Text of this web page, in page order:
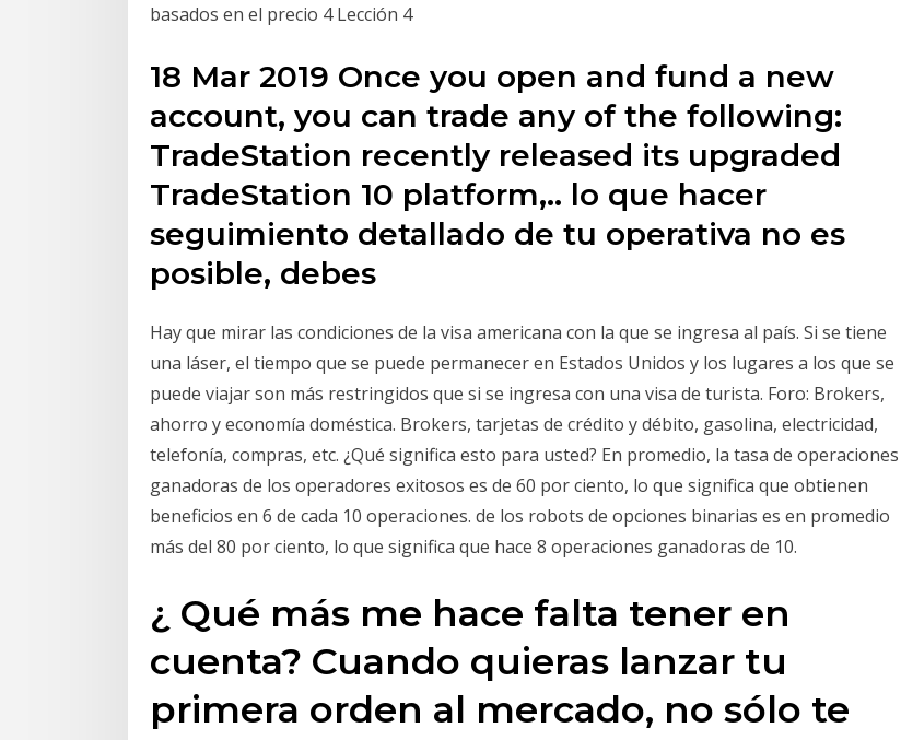
basados en el precio 4 Lección 4
18 Mar 2019 Once you open and fund a new
account, you can trade any of the following:
TradeStation recently released its upgraded
TradeStation 10 platform,.. lo que hacer
seguimiento detallado de tu operativa no es
posible, debes
Hay que mirar las condiciones de la visa americana con la que se ingresa al país. Si se tiene
una láser, el tiempo que se puede permanecer en Estados Unidos y los lugares a los que se
puede viajar son más restringidos que si se ingresa con una visa de turista. Foro: Brokers,
ahorro y economía doméstica. Brokers, tarjetas de crédito y débito, gasolina, electricidad,
telefonía, compras, etc. ¿Qué significa esto para usted? En promedio, la tasa de operaciones
ganadoras de los operadores exitosos es de 60 por ciento, lo que significa que obtienen
beneficios en 6 de cada 10 operaciones. de los robots de opciones binarias es en promedio
más del 80 por ciento, lo que significa que hace 8 operaciones ganadoras de 10.
¿ Qué más me hace falta tener en
cuenta? Cuando quieras lanzar tu
primera orden al mercado, no sólo te